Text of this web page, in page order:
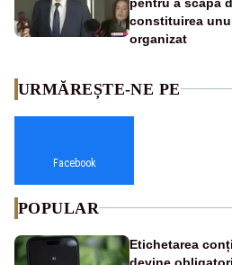
constituirea
organizat
URMĂREȘTE-NE PE
Facebook
POPULAR
Etichetarea
devine